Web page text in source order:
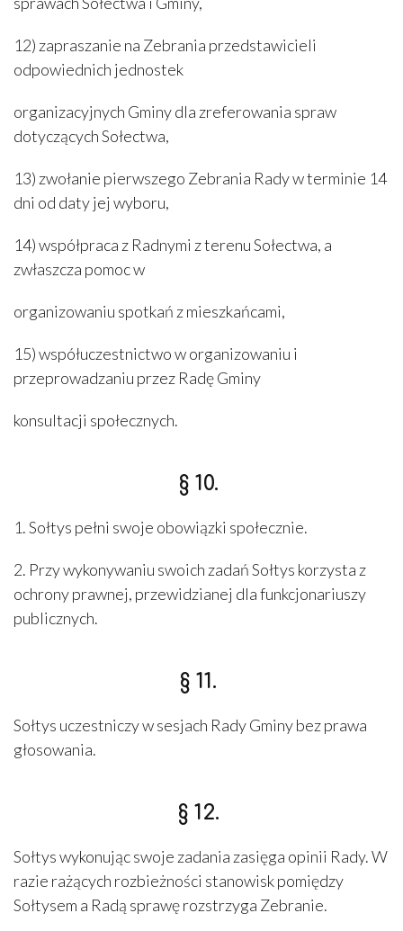
12) zapraszanie na Zebrania przedstawicieli
odpowiednich jednostek
organizacyjnych Gminy dla zreferowania spraw
dotyczących Sołectwa,
13) zwołanie pierwszego Zebrania Rady w terminie 14
dni od daty jej wyboru,
14) współpraca z Radnymi z terenu Sołectwa, a
zwłaszcza pomoc w
organizowaniu spotkań z mieszkańcami,
15) współuczestnictwo w organizowaniu i
przeprowadzaniu przez Radę Gminy
konsultacji społecznych.
§ 10.
1. Sołtys pełni swoje obowiązki społecznie.
2. Przy wykonywaniu swoich zadań Sołtys korzysta z
ochrony prawnej, przewidzianej dla funkcjonariuszy
publicznych.
§ 11.
Sołtys uczestniczy w sesjach Rady Gminy bez prawa
głosowania.
§ 12.
Sołtys wykonując swoje zadania zasięga opinii Rady. W
razie rażących rozbieżności stanowisk pomiędzy
Sołtysem a Radą sprawę rozstrzyga Zebranie.